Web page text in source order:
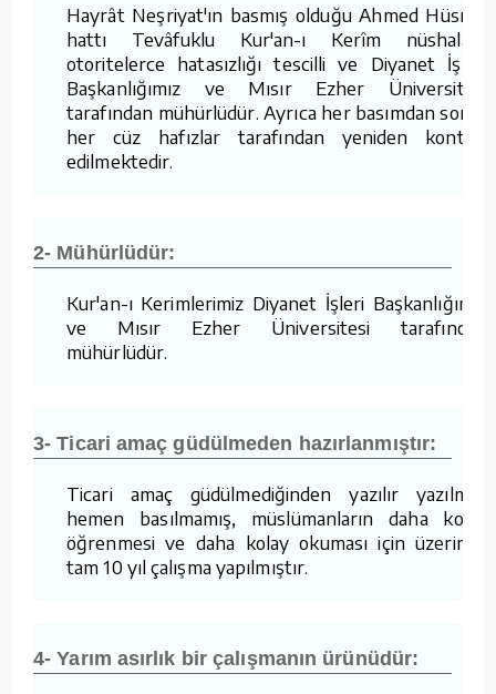
Hayrât Neşriyat'ın basmış olduğu Ahmed Hüsrev
hattı Tevâfuklu Kur'an-ı Kerîm nüshaları,
otoritelerce hatasızlığı tescilli ve Diyanet İşleri
Başkanlığımız ve Mısır Ezher Üniversitesi
tarafından mühürlüdür. Ayrıca her basımdan sonra
her cüz hafızlar tarafından yeniden kontrol
edilmektedir.
2- Mühürlüdür:
Kur'an-ı Kerimlerimiz Diyanet İşleri Başkanlığımız
ve Mısır Ezher Üniversitesi tarafından
mühürlüdür.
3- Ticari amaç güdülmeden hazırlanmıştır:
Ticari amaç güdülmediğinden yazılır yazılmaz
hemen basılmamış, müslümanların daha kolay
öğrenmesi ve daha kolay okuması için üzerinde
tam 10 yıl çalışma yapılmıştır.
4- Yarım asırlık bir çalışmanın ürünüdür: